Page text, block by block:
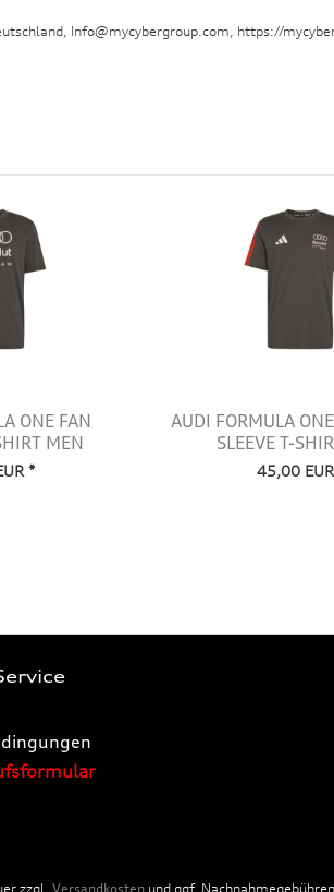
Info@mycybergroup.com, https://
ONE FAN
MEN
*
AUDI FORMULA
SLEEVE T-
45,00
zzgl. Versandkosten und ggf.